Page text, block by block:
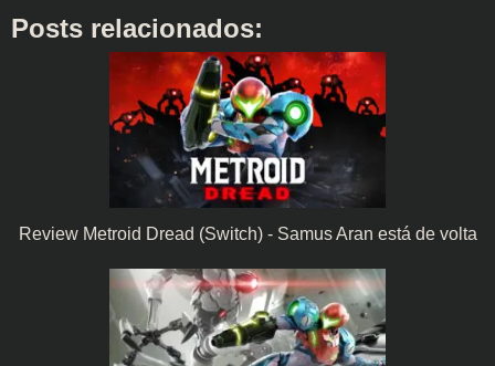
Posts relacionados:
Review Metroid Dread (Switch) - Samus Aran está de volta